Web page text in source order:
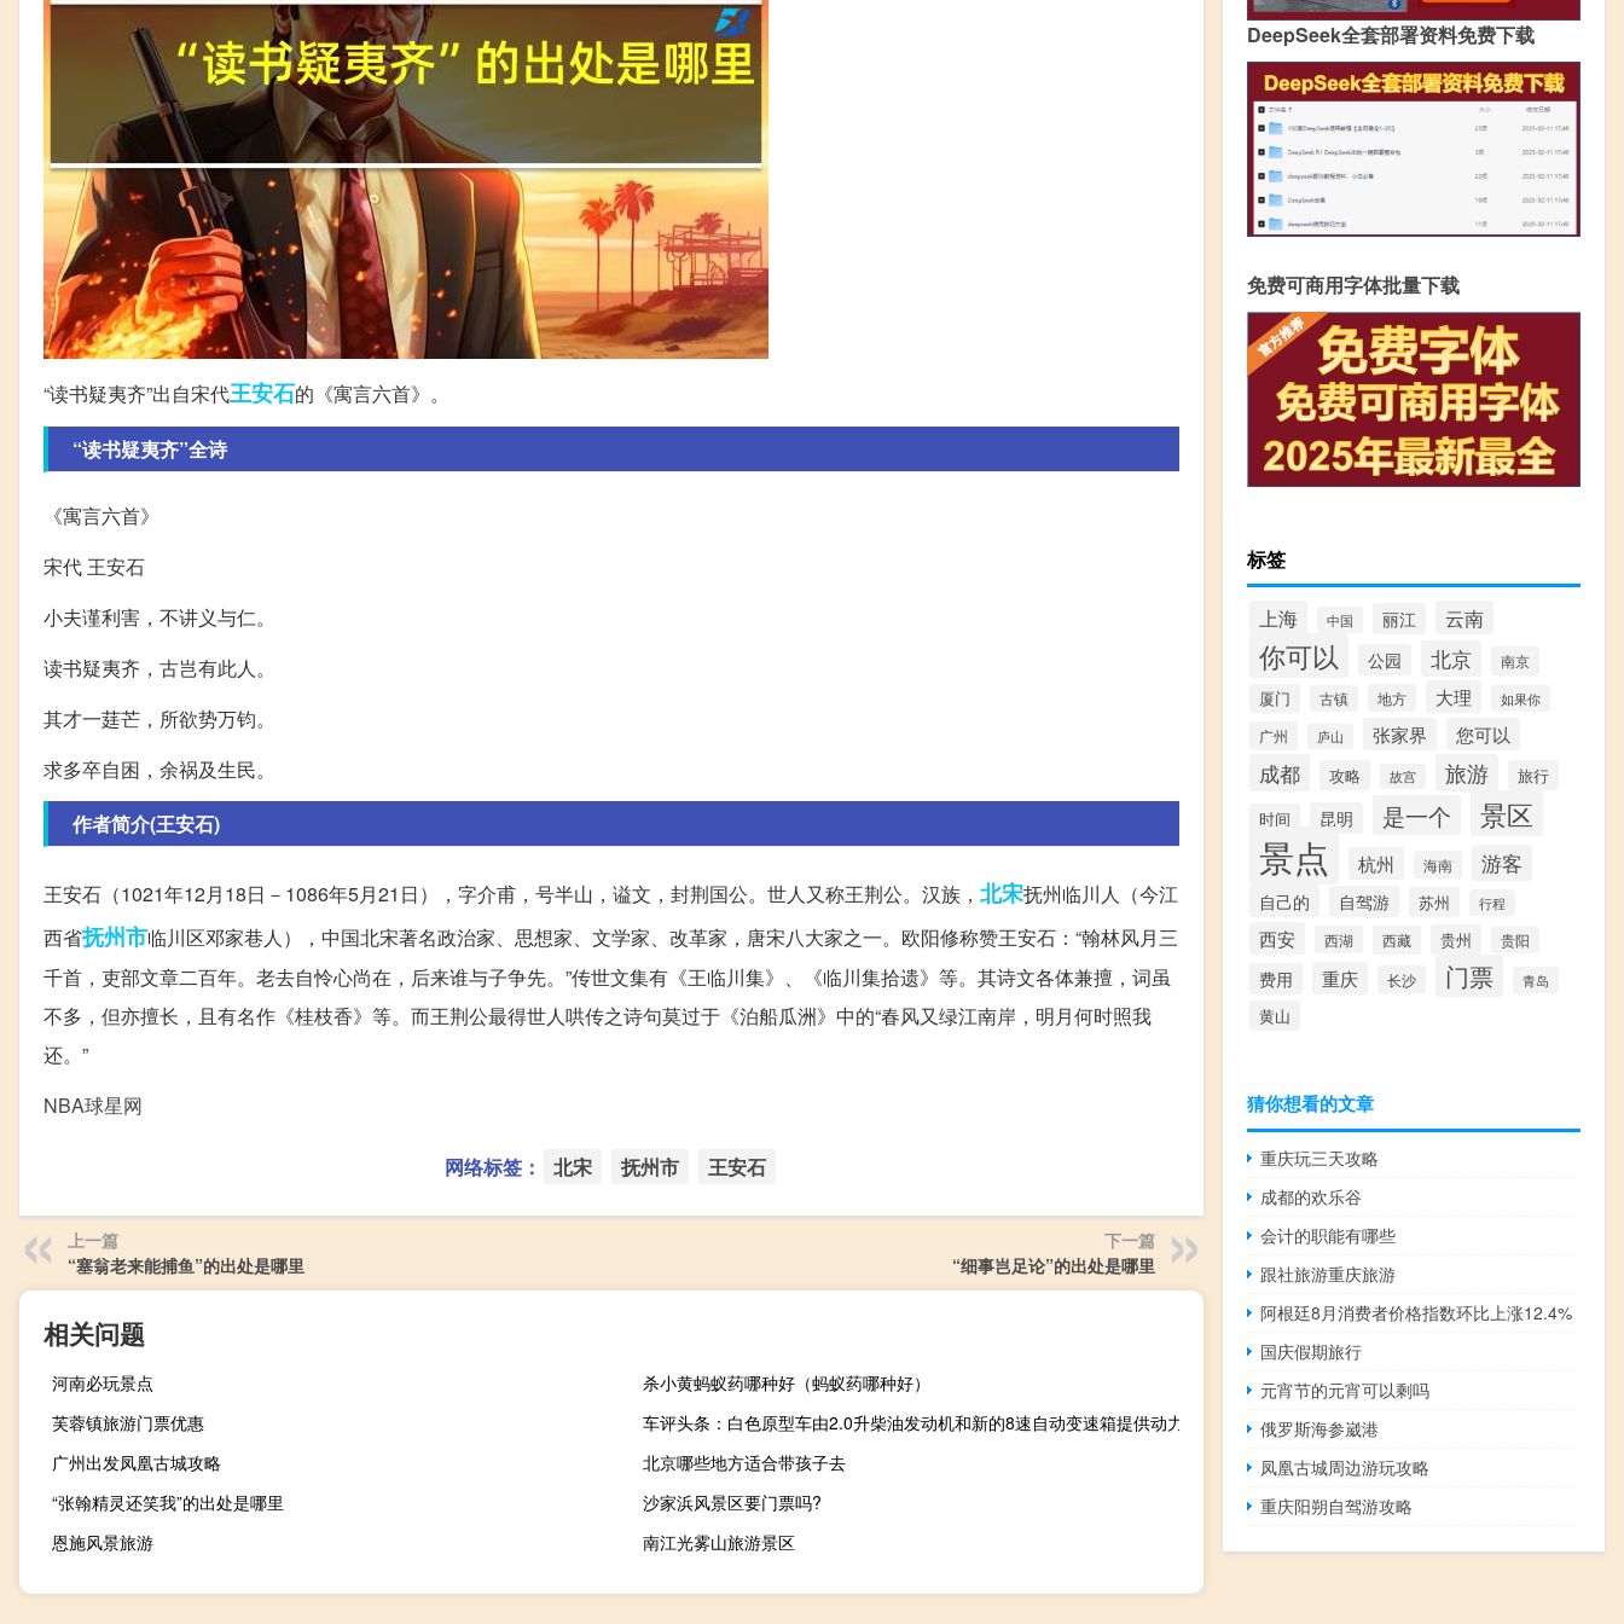
“读书疑夷齐”出自宋代王安石的《寓言六首》。
“读书疑夷齐”全诗
《寓言六首》
宋代 王安石
小夫谨利害，不讲义与仁。
读书疑夷齐，古岂有此人。
其才一莛芒，所欲势万钧。
求多卒自困，余祸及生民。
作者简介(王安石)
王安石（1021年12月18日－1086年5月21日），字介甫，号半山，谥文，封荆国公。世人又称王荆公。汉族， 北宋抚州临川人（今江
西省抚州市临川区邓家巷人），中国北宋著名政治家、思想家、文学家、改革家，唐宋八大家之一。欧阳修称赞王安石：“翰林风月三
千首，吏部文章二百年。老去自怜心尚在，后来谁与子争先。”传世文集有《王临川集》、《临川集拾遗》等。其诗文各体兼擅，词虽
不多，但亦擅长，且有名作《桂枝香》等。而王荆公最得世人哄传之诗句莫过于《泊船瓜洲》中的“春风又绿江南岸，明月何时照我
还。”
NBA球星网
网络标签： 北宋 抚州市 王安石
上一篇
“塞翁老来能捕鱼”的出处是哪里
下一篇
“细事岂足论”的出处是哪里
相关问题
河南必玩景点
杀小黄蚂蚁药哪种好（蚂蚁药哪种好）
芙蓉镇旅游门票优惠
车评头条：白色原型车由2.0升柴油发动机和新的8速自动变速箱提供动力
广州出发凤凰古城攻略
北京哪些地方适合带孩子去
“张翰精灵还笑我”的出处是哪里
沙家浜风景区要门票吗?
恩施风景旅游
南江光雾山旅游景区
DeepSeek全套部署资料免费下载
免费可商用字体批量下载
标签
上海 中国 丽江 云南
你可以 公园 北京
南京
厦门
古镇 地方 大理 如果你
广州 庐山 张家界 您可以
成都 攻略 故宫 旅游
旅行
时间
昆明 是一个 景区
景点 杭州 海南 游客
自己的 自驾游 苏州 行程
西安 西湖 西藏 贵州 贵阳
费用 重庆 长沙 门票 青岛
黄山
猜你想看的文章
重庆玩三天攻略
成都的欢乐谷
会计的职能有哪些
跟社旅游重庆旅游
阿根廷8月消费者价格指数环比上涨12.4%
国庆假期旅行
元宵节的元宵可以剩吗
俄罗斯海参崴港
凤凰古城周边游玩攻略
重庆阳朔自驾游攻略